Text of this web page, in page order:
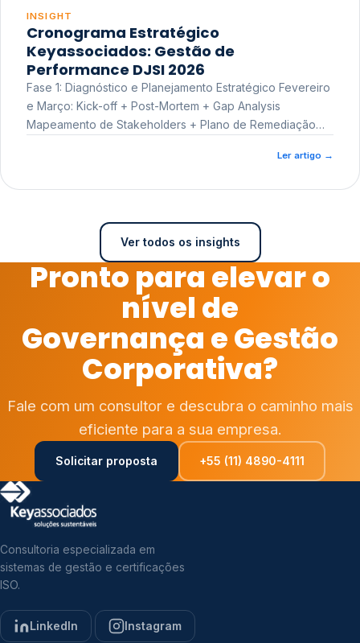
INSIGHT
Cronograma Estratégico
Keyassociados: Gestão de
Performance DJSI 2026
Fase 1: Diagnóstico e Planejamento Estratégico Fevereiro
e Março: Kick-off + Post-Mortem + Gap Analysis
Mapeamento de Stakeholders + Plano de Remediação
Ler artigo →
Ver todos os insights
Pronto para elevar o
nível de
Governança e Gestão
Corporativa?
Fale com um consultor e descubra o caminho mais
eficiente para a sua empresa.
Solicitar proposta +55 (11) 4890-4111
Consultoria especializada em
sistemas de gestão e certificações
ISO.
LinkedIn Instagram